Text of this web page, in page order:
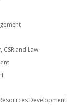
and Law
Development